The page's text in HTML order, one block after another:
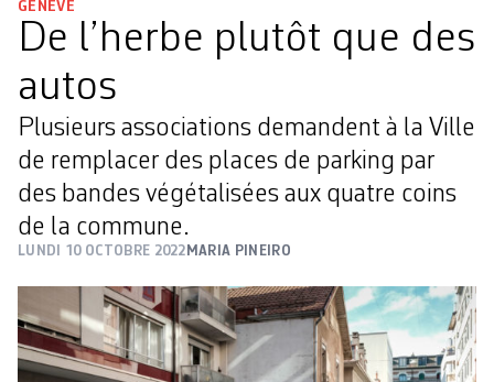
GENÈVE
De l’herbe plutôt que des
autos
Plusieurs associations demandent à la Ville
de remplacer des places de parking par
des bandes végétalisées aux quatre coins
de la commune.
LUNDI 10 OCTOBRE 2022 MARIA PINEIRO